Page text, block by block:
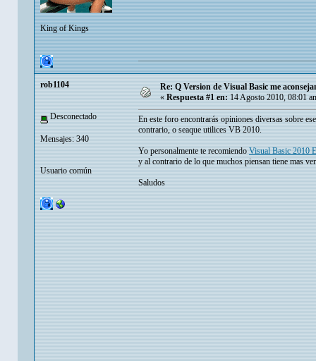
King of Kings
rob1104
Desconectado
Mensajes: 340
Usuario común
Re: Q Version de Visual Basic me
« Respuesta #1 en: 14 Agosto 2010, 08:01
En este foro encontrarás opiniones diversas sobre
contrario, o seaque utilices VB 2010.
Yo personalmente te recomiendo Visual Basic 2010
y al contrario de lo que muchos piensan tiene mas
Saludos